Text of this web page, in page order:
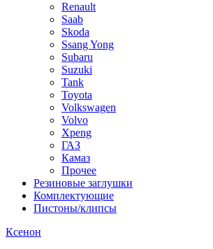
Renault
Saab
Skoda
Ssang Yong
Subaru
Suzuki
Tank
Toyota
Volkswagen
Volvo
Xpeng
ГАЗ
Камаз
Прочее
Резиновые заглушки
Комплектующие
Пистоны/клипсы
Ксенон